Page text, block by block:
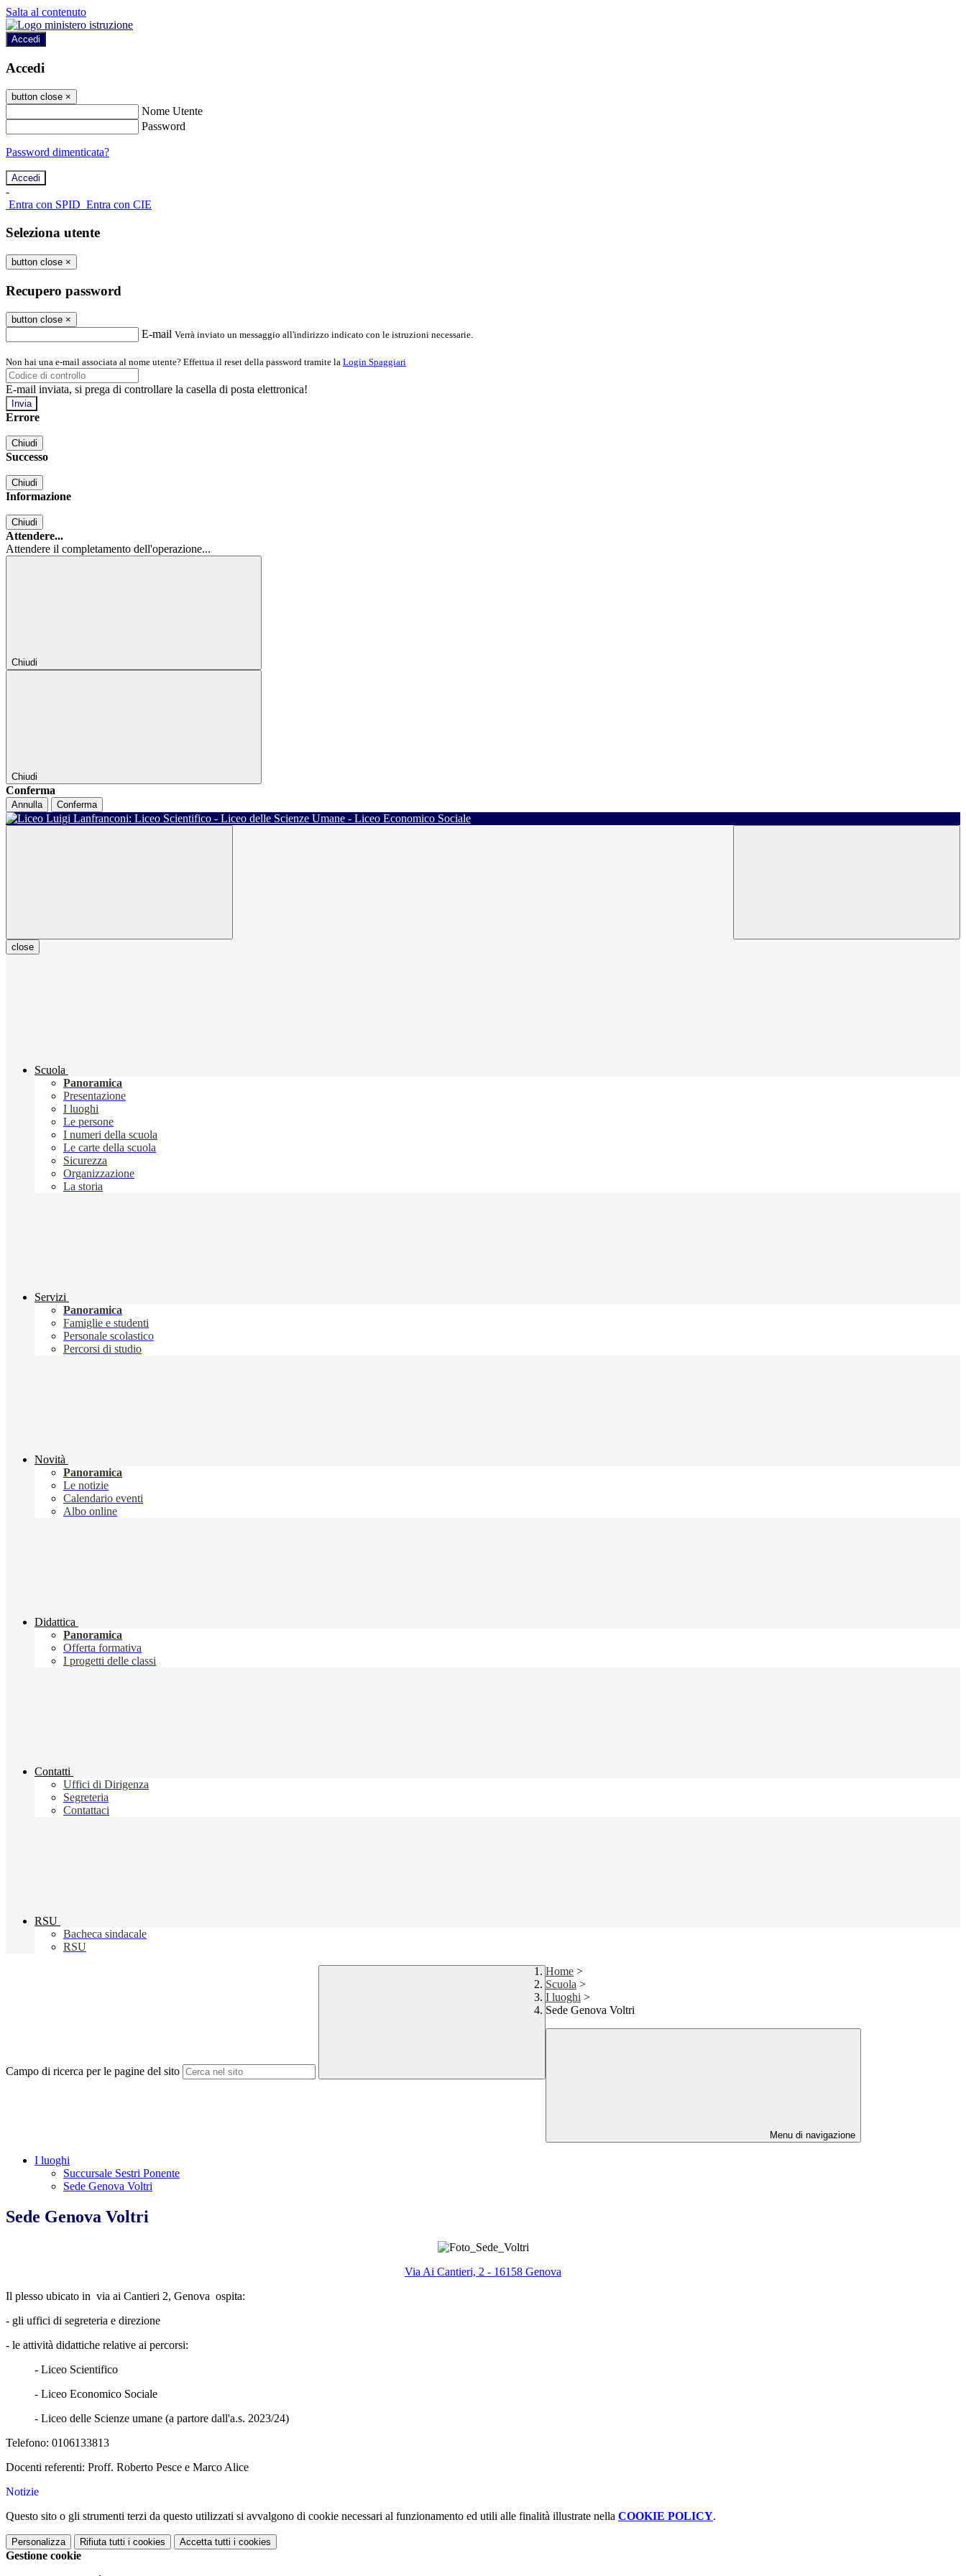
Salta al contenuto
Accedi
Accedi
button close ×
Nome Utente
Password
Password dimenticata?
-
Entra con SPID Entra con CIE
Seleziona utente
button close ×
Recupero password
button close ×
E-mail Verrà inviato un messaggio all'indirizzo indicato con le istruzioni necessarie.
Non hai una e-mail associata al nome utente? Effettua il reset della password tramite la Login Spaggiari
E-mail inviata, si prega di controllare la casella di posta elettronica!
Errore
Chiudi
Successo
Chiudi
Informazione
Chiudi
Attendere...
Attendere il completamento dell'operazione...
Chiudi
Chiudi
Conferma
Annulla Conferma
close
Scuola
Panoramica
Presentazione
I luoghi
Le persone
I numeri della scuola
Le carte della scuola
Sicurezza
Organizzazione
La storia
Servizi
Panoramica
Famiglie e studenti
Personale scolastico
Percorsi di studio
Novità
Panoramica
Le notizie
Calendario eventi
Albo online
Didattica
Panoramica
Offerta formativa
I progetti delle classi
Contatti
Uffici di Dirigenza
Segreteria
Contattaci
RSU
Bacheca sindacale
RSU
Campo di ricerca per le pagine del sito
Home >
Scuola >
I luoghi >
Sede Genova Voltri
Menu di navigazione
I luoghi
Succursale Sestri Ponente
Sede Genova Voltri
Sede Genova Voltri
Via Ai Cantieri, 2 - 16158 Genova
Il plesso ubicato in via ai Cantieri 2, Genova ospita:
- gli uffici di segreteria e direzione
- le attività didattiche relative ai percorsi:
- Liceo Scientifico
- Liceo Economico Sociale
- Liceo delle Scienze umane (a partore dall'a.s. 2023/24)
Telefono: 0106133813
Docenti referenti: Proff. Roberto Pesce e Marco Alice
Notizie
Questo sito o gli strumenti terzi da questo utilizzati si avvalgono di cookie necessari al funzionamento ed utili alle finalità illustrate nella COOKIE POLICY.
Personalizza Rifiuta tutti i cookies Accetta tutti i cookies
Gestione cookie